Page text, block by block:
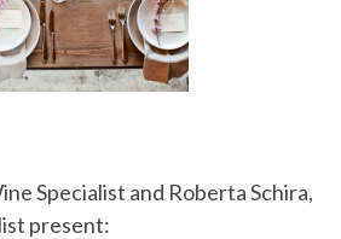
Specialist and Roberta Schira,
present: